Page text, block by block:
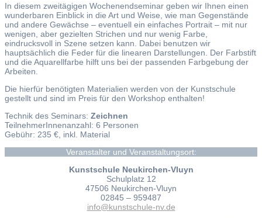
In diesem zweitägigen Wochenendseminar geben wir Ihnen einen
wunderbaren Einblick in die Art und Weise, wie man Gegenstände
und andere Gewächse – eventuell ein einfaches Portrait – mit nur
wenigen, aber gezielten Strichen und nur wenig Farbe,
eindrucksvoll in Szene setzen kann. Dabei benutzen wir
hauptsächlich die Feder für die linearen Darstellungen. Der Farbstift
und die Aquarellfarbe hilft uns bei der passenden Farbgebung der
Arbeiten.
Die hierfür benötigten Materialien werden von der Kunstschule
gestellt und sind im Preis für den Workshop enthalten!
Technik des Seminars: Zeichnen
TeilnehmerInnenanzahl: 6 Personen
Gebühr: 235 €, inkl. Material
Veranstalter und Veranstaltungsort:
Kunstschule Neukirchen-Vluyn
Schulplatz 12
47506 Neukirchen-Vluyn
02845 – 959487
info@kunstschule-nv.de